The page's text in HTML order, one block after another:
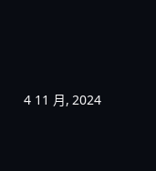
4 11 月, 2024